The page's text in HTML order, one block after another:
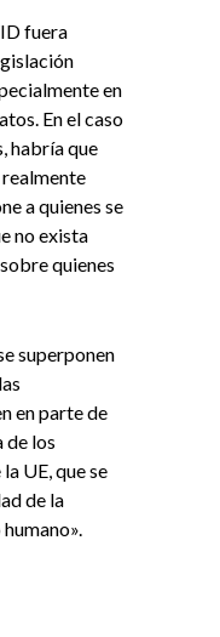
fuera
en
En el caso
habría que
realmente
a quienes se
no exista
quienes
superponen
en parte de
de los
UE, que se
de la